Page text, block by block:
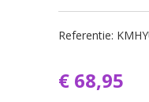
Referentie:
€ 68,95